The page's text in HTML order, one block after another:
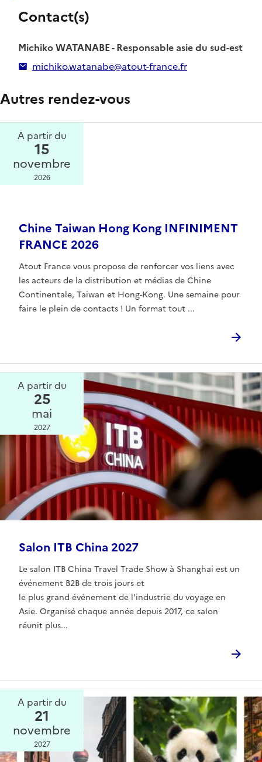
Contact(s)
Michiko WATANABE - Responsable asie du sud-est
michiko.watanabe@atout-france.fr
Autres rendez-vous
Chine Taiwan Hong Kong INFINIMENT
FRANCE 2026
Atout France vous propose de renforcer vos liens avec
les acteurs de la distribution et médias de Chine
Continentale, Taiwan et Hong-Kong. Une semaine pour
faire le plein de contacts ! Un format tout ...
A partir du
15
novembre
2026
Salon ITB China 2027
Le salon ITB China Travel Trade Show à Shanghai est un
événement B2B de trois jours et
le plus grand événement de l'industrie du voyage en
Asie. Organisé chaque année depuis 2017, ce salon
réunit plus...
A partir du
25
mai
2027
A partir du
21
novembre
2027